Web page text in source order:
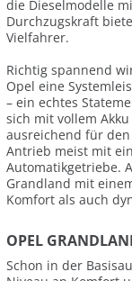
die Dieselmodelle
Durchzugskraft
Vielfahrer.
Richtig spannend
Opel eine
– ein echtes
sich mit vollem
ausreichend für
Antrieb meist mit
Automatikgetriebe.
Grandland mit
Komfort als auch
OPEL
Schon in der